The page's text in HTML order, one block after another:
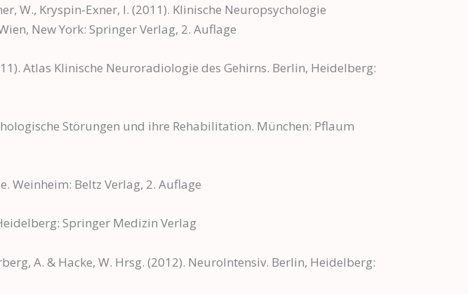
W., Kryspin-Exner, I. (2011). Klinische Neuropsychologie
New York: Springer Verlag, 2. Auflage
Atlas Klinische Neuroradiologie des Gehirns. Berlin, Heidelberg:
Störungen und ihre Rehabilitation. München: Pflaum
Weinheim: Beltz Verlag, 2. Auflage
Springer Medizin Verlag
A. & Hacke, W. Hrsg. (2012). NeuroIntensiv. Berlin, Heidelberg: